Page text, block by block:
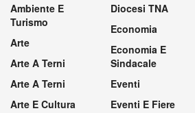
Ambiente E
Turismo
Arte
Arte A Terni
Arte A Terni
Arte E Cultura
Diocesi TNA
Economia
Economia E
Sindacale
Eventi
Eventi E Fiere